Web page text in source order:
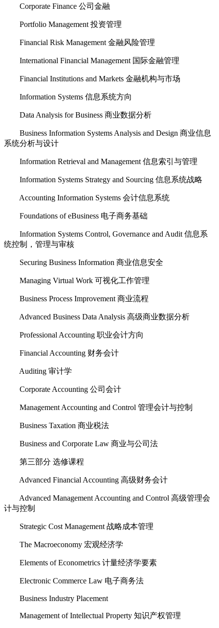
Corporate Finance 公司金融
Portfolio Management 投资管理
Financial Risk Management 金融风险管理
International Financial Management 国际金融管理
Financial Institutions and Markets 金融机构与市场
Information Systems 信息系统方向
Data Analysis for Business 商业数据分析
Business Information Systems Analysis and Design 商业信息
系统分析与设计
Information Retrieval and Management 信息索引与管理
Information Systems Strategy and Sourcing 信息系统战略
Accounting Information Systems 会计信息系统
Foundations of eBusiness 电子商务基础
Information Systems Control, Governance and Audit 信息系
统控制，管理与审核
Securing Business Information 商业信息安全
Managing Virtual Work 可视化工作管理
Business Process Improvement 商业流程
Advanced Business Data Analysis 高级商业数据分析
Professional Accounting 职业会计方向
Financial Accounting 财务会计
Auditing 审计学
Corporate Accounting 公司会计
Management Accounting and Control 管理会计与控制
Business Taxation 商业税法
Business and Corporate Law 商业与公司法
第三部分 选修课程
Advanced Financial Accounting 高级财务会计
Advanced Management Accounting and Control 高级管理会
计与控制
Strategic Cost Management 战略成本管理
The Macroeconomy 宏观经济学
Elements of Econometrics 计量经济学要素
Electronic Commerce Law 电子商务法
Business Industry Placement
Management of Intellectual Property 知识产权管理